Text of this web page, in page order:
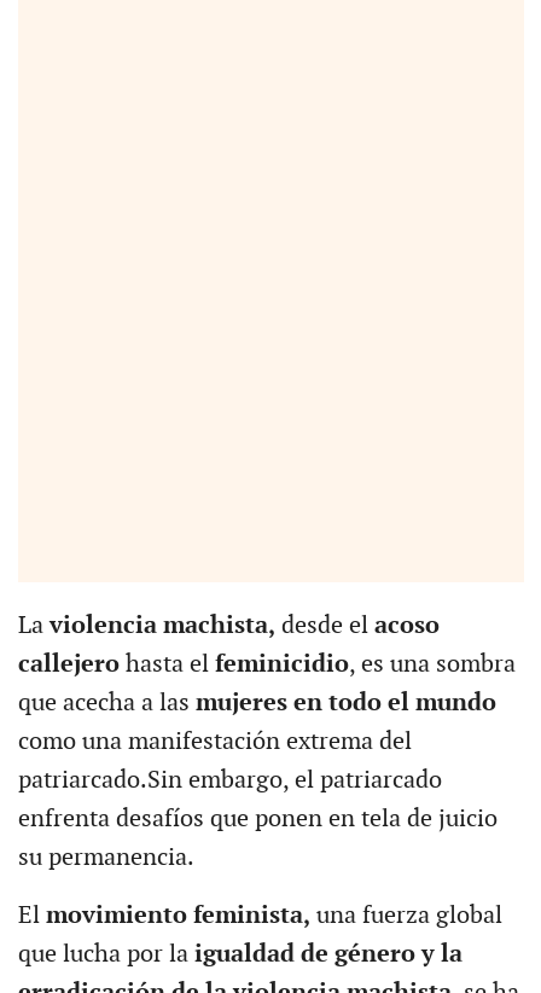
Laviolencia machista, desde el acoso
callejero hasta el feminicidio, es una sombra
que acecha a las mujeres en todo el mundo
como una manifestación extrema del
patriarcado.Sin embargo, el patriarcado
enfrenta desafíos que ponen en tela de juicio
su permanencia.
El movimiento feminista, una fuerza global
que lucha por laigualdad de género y la